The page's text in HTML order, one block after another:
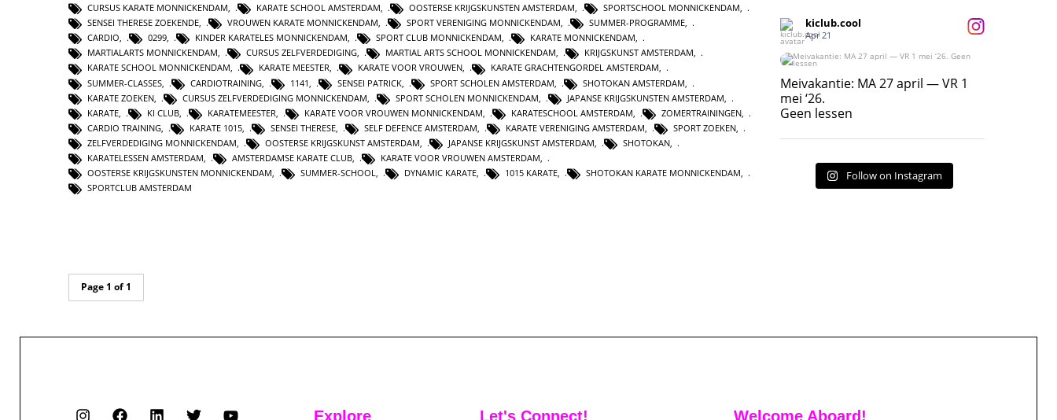
CURSUS KARATE MONNICKENDAM, KARATE SCHOOL AMSTERDAM, OOSTERSE KRIJGSKUNSTEN AMSTERDAM, SPORTSCHOOL MONNICKENDAM,
SENSEI THERESE ZOEKENDE, VROUWEN KARATE MONNICKENDAM, SPORT VERENIGING MONNICKENDAM, SUMMER-PROGRAMME,
CARDIO, 0299, KINDER KARATELES MONNICKENDAM, SPORT CLUB MONNICKENDAM, KARATE MONNICKENDAM,
MARTIALARTS MONNICKENDAM, CURSUS ZELFVERDEDIGING, MARTIAL ARTS SCHOOL MONNICKENDAM, KRIJGSKUNST AMSTERDAM,
KARATE SCHOOL MONNICKENDAM, KARATE MEESTER, KARATE VOOR VROUWEN, KARATE GRACHTENGORDEL AMSTERDAM,
SUMMER-CLASSES
CARDIOTRAINING 1141 SENSEI PATRICK SPORT SCHOLEN AMSTERDAM SHOTOKAN AMSTERDAM
KARATE ZOEKEN
CURSUS ZELFVERDEDIGING MONNICKENDAM SPORT SCHOLEN MONNICKENDAM JAPANSE KRIJGSKUNSTEN AMSTERDAM
KARATE
KI CLUB KARATEMEESTER KARATE VOOR VROUWEN MONNICKENDAM KARATESCHOOL AMSTERDAM ZOMERTRAININGEN
CARDIO TRAINING
KARATE 1015 SENSEI THERESE SELF DEFENCE AMSTERDAM KARATE VERENIGING AMSTERDAM SPORT ZOEKEN
ZELFVERDEDIGING MONNICKENDAM
OOSTERSE KRIJGSKUNST AMSTERDAM JAPANSE KRIJGSKUNST AMSTERDAM SHOTOKAN
KARATELESSEN AMSTERDAM
AMSTERDAMSE KARATE CLUB KARATE VOOR VROUWEN AMSTERDAM
OOSTERSE KRIJGSKUNSTEN MONNICKENDAM
SUMMER-SCHOOL DYNAMIC KARATE 1015 KARATE SHOTOKAN KARATE MONNICKENDAM
SPORTCLUB AMSTERDAM
Page 1 of 1
kiclub.cool
Apr 21
Meivakantie: MA 27 april — VR 1 mei ‘26.
Geen lessen
17
Meivakantie: MA 27 april — VR 1
mei ‘26.
Geen lessen
Follow on Instagram
Explore Let's Connect! Welcome Aboard!